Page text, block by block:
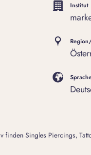
Institut
finden Singles Piercings,